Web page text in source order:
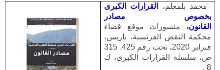
محمد بلمعلم،
القرارات الكبرى
بخصوص مصادر
القانون، منشورات موقع قضاء
محكمة النقض الفرنسية، باريس،
فبراير 2020، تحت رقم 425. 315
ص، سلسلة القرارات الكبرى، ك
8
.